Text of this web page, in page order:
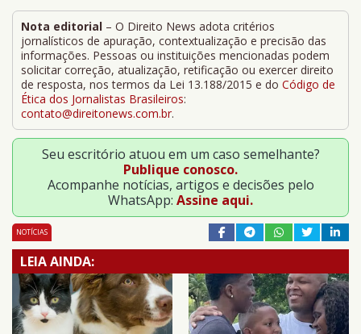
Nota editorial – O Direito News adota critérios
jornalísticos de apuração, contextualização e precisão das
informações. Pessoas ou instituições mencionadas podem
solicitar correção, atualização, retificação ou exercer direito
de resposta, nos termos da Lei 13.188/2015 e do Código de
Ética dos Jornalistas Brasileiros:
contato@direitonews.com.br.
Seu escritório atuou em um caso semelhante?
Publique conosco.
Acompanhe notícias, artigos e decisões pelo
WhatsApp: Assine aqui.
NOTÍCIAS
LEIA AINDA: